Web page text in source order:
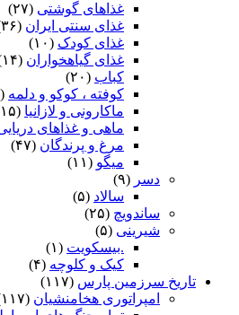
غذاهای گوشتی (۲۷)
غذای سنتی ایران (۳۶)
غذای کودک (۱۰)
غذای گیاهخواران (۱۴)
کباب (۲۰)
کوفته ، کوکو و دلمه (۴۵)
ماکارونی و لازانیا (۱۵)
ماهی و غذاهای
مرغ و پرندگان (۴۷)
میگو (۱۱)
دسر (۹)
سالاد (۵)
ساندویچ (۲۵)
شیرینی (۵)
.بیسکویت (۱)
کیک و کلوچه (۴)
تاریخ سرزمین پارس (۱۱۷)
امپراتوری هخامنشیان (۱۱۷)